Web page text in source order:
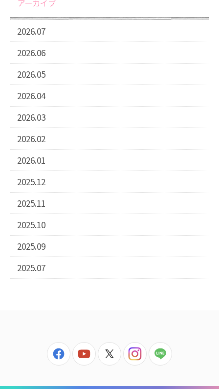
アーカイブ
2026.07
2026.06
2026.05
2026.04
2026.03
2026.02
2026.01
2025.12
2025.11
2025.10
2025.09
2025.07